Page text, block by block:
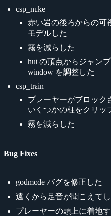
csp_nuke
赤い岩の後ろからの可
モデルした
霧を減らした
hut の頂点からジャン
window を調整した
csp_train
プレーヤーがブロック
いくつかの柱をクリッ
霧を減らした
Bug Fixes
godmode バグを修正した
遠くから足音が聞こえて
プレーヤーの頭上に着地